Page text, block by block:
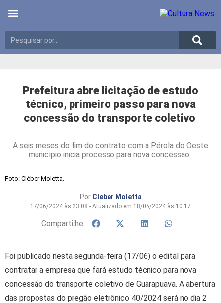
Prefeitura abre licitação de estudo
técnico, primeiro passo para nova
concessão do transporte coletivo
A seis meses do fim do contrato com a Pérola do Oeste
município inicia processo para nova concessão.
Foto: Cléber Moletta.
Por Cleber Moletta
17/06/2024 às 23:08 - Atualizado em 18/06/2024 às 10:17
Compartilhe:
Foi publicado nesta segunda-feira (17/06) o edital para
contratar a empresa que fará estudo técnico para nova
concessão do transporte coletivo de Guarapuava. A abertura
das propostas do pregão eletrônico 40/2024 será no dia 2